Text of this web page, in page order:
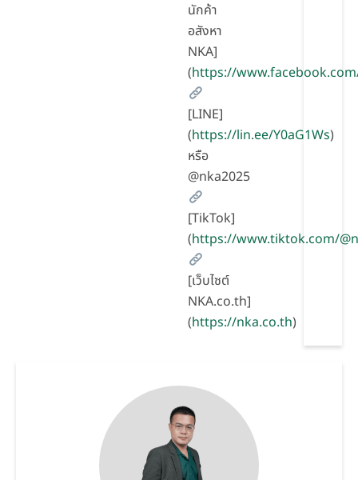
นักค้า
อสังหา
NKA]
(https://
[LINE]
(https://lin.ee/Y0aG1Ws)
หรือ
@nka2025
[TikTok]
(https://www.tiktok.com/
[เว็บไซต์
NKA.co.th]
(https://nka.co.th)